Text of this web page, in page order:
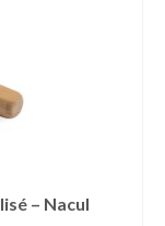
– Nacul